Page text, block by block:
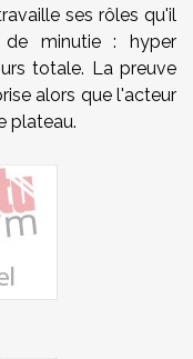
ses rôles qu'il
de minutie : hyper
totale. La preuve
alors que l'acteur
plateau.